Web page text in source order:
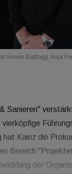
Simon Battlogg, Anja
Sanieren"
Kainz die
Bereich
der